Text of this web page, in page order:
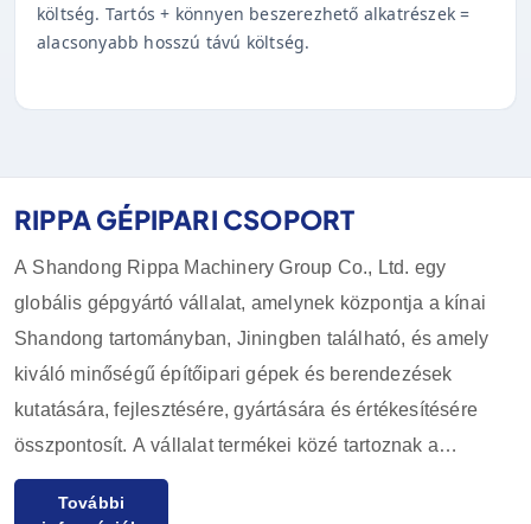
költség. Tartós + könnyen beszerezhető alkatrészek =
alacsonyabb hosszú távú költség.
RIPPA GÉPIPARI CSOPORT
A Shandong Rippa Machinery Group Co., Ltd. egy
globális gépgyártó vállalat, amelynek központja a kínai
Shandong tartományban, Jiningben található, és amely
kiváló minőségű építőipari gépek és berendezések
kutatására, fejlesztésére, gyártására és értékesítésére
összpontosít. A vállalat termékei közé tartoznak a
kotrógépek, rakodók, targoncák, csúszórakodók és
tartozékaik, amelyeket széles körben használnak a
További